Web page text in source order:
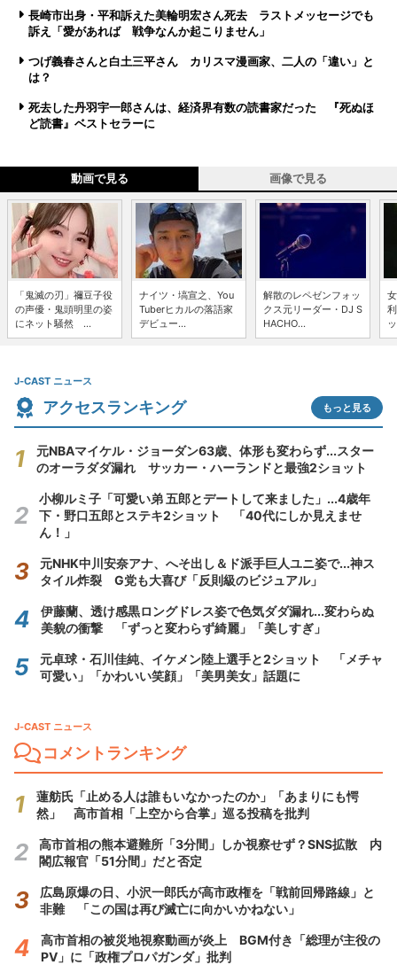
長崎市出身・平和訴えた美輪明宏さん死去 ラストメッセージでも
訴え「愛があれば 戦争なんか起こりません」
つげ義春さんと白土三平さん カリスマ漫画家、二人の「違い」と
は？
死去した丹羽宇一郎さんは、経済界有数の読書家だった 『死ぬほ
ど読書』ベストセラーに
動画で見る 画像で見る
「鬼滅の刃」禰豆子役
の声優・鬼頭明里の姿
にネット騒然 ...
ナイツ・塙宣之、You
Tuberヒカルの落語家
デビュー...
解散のレペゼンフォッ
クス元リーダー・DJ S
HACHO...
J-CAST ニュース
アクセスランキング もっと見る
元NBAマイケル・ジョーダン63歳、体形も変わらず...スター
のオーラダダ漏れ サッカー・ハーランドと最強2ショット
小柳ルミ子「可愛い弟 五郎とデートして来ました」...4歳年
下・野口五郎とステキ2ショット 「40代にしか見えませ
ん！」
元NHK中川安奈アナ、へそ出し＆ド派手巨人ユニ姿で...神ス
タイル炸裂 G党も大喜び「反則級のビジュアル」
伊藤蘭、透け感黒ロングドレス姿で色気ダダ漏れ...変わらぬ
美貌の衝撃 「ずっと変わらず綺麗」「美しすぎ」
元卓球・石川佳純、イケメン陸上選手と2ショット 「メチャ
可愛い」「かわいい笑顔」「美男美女」話題に
J-CAST ニュース
コメントランキング
蓮舫氏「止める人は誰もいなかったのか」「あまりにも愕
然」 高市首相「上空から合掌」巡る投稿を批判
高市首相の熊本避難所「3分間」しか視察せず？SNS拡散 内
閣広報官「51分間」だと否定
広島原爆の日、小沢一郎氏が高市政権を「戦前回帰路線」と
非難 「この国は再び滅亡に向かいかねない」
高市首相の被災地視察動画が炎上 BGM付き「総理が主役の
PV」に「政権プロパガンダ」批判